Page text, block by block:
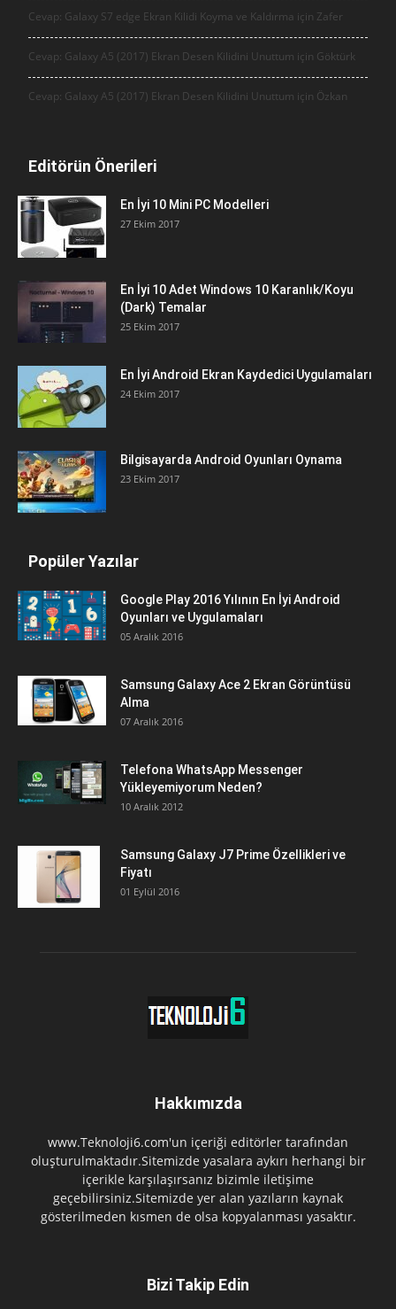
Cevap: Galaxy S7 edge Ekran Kilidi Koyma ve Kaldırma için Zafer
Cevap: Galaxy A5 (2017) Ekran Desen Kilidini Unuttum için Göktürk
Cevap: Galaxy A5 (2017) Ekran Desen Kilidini Unuttum için Özkan
Editörün Önerileri
En İyi 10 Mini PC Modelleri
27 Ekim 2017
En İyi 10 Adet Windows 10 Karanlık/Koyu
(Dark) Temalar
25 Ekim 2017
En İyi Android Ekran Kaydedici Uygulamaları
24 Ekim 2017
Bilgisayarda Android Oyunları Oynama
23 Ekim 2017
Popüler Yazılar
Google Play 2016 Yılının En İyi Android
Oyunları ve Uygulamaları
05 Aralık 2016
Samsung Galaxy Ace 2 Ekran Görüntüsü
Alma
07 Aralık 2016
Telefona WhatsApp Messenger
Yükleyemiyorum Neden?
10 Aralık 2012
Samsung Galaxy J7 Prime Özellikleri ve
Fiyatı
01 Eylül 2016
Hakkımızda
www.Teknoloji6.com'un içeriği editörler tarafından
oluşturulmaktadır.Sitemizde yasalara aykırı herhangi bir
içerikle karşılaşırsanız bizimle iletişime
geçebilirsiniz.Sitemizde yer alan yazıların kaynak
gösterilmeden kısmen de olsa kopyalanması yasaktır.
Bizi Takip Edin